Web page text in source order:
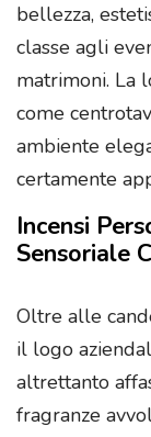
bellezza,
classe agli
matrimoni. La
come
ambiente
certamente
Incensi
Sensoriale
Oltre alle
il logo
altrettanto
fragranze